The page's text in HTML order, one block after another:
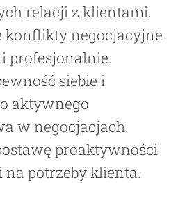
relacji z klientami.
konflikty negocjacyjne
profesjonalnie.
siebie i
aktywnego
w negocjacjach.
proaktywności
potrzeby klienta.